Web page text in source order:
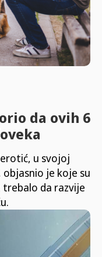
da ovih 6
u svojoj
je koje su
da razvije